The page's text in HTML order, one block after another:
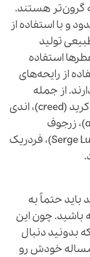
گرون‌تر هستند.
و با استفاده از
تولید
استفاده
از رایحه‌های
از جمله
برندهای عطر نیش میشه از کرید (creed)، اندی
تاور (tauer)، آمواج (amouage)، زرجوف
(Xerjoff)، سرج لوتنس (Serge Lutens)، فردریک
باید حتماً به
باشید. چون این
بدونید دنبال
خودش رو